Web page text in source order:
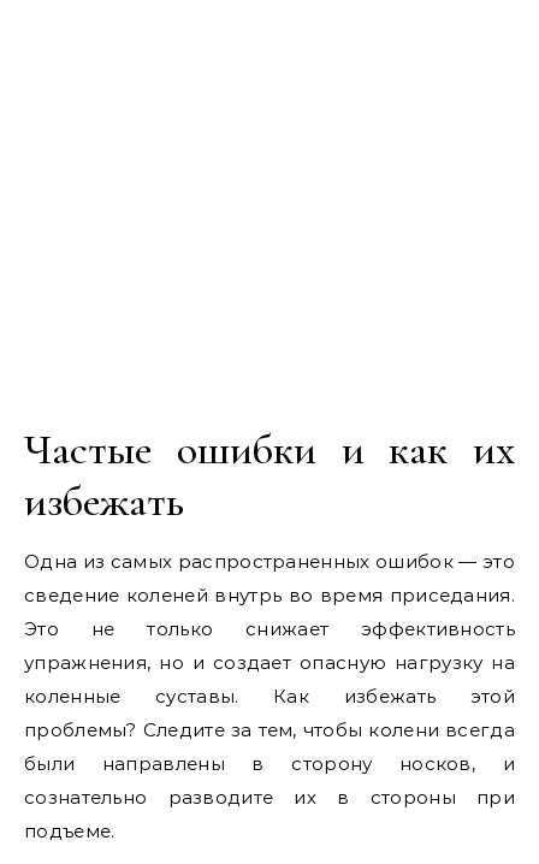
Частые ошибки и как их
избежать
Одна из самых распространенных ошибок — это
сведение коленей внутрь во время приседания.
Это не только снижает эффективность
упражнения, но и создает опасную нагрузку на
коленные суставы. Как избежать этой
проблемы? Следите за тем, чтобы колени всегда
были направлены в сторону носков, и
сознательно разводите их в стороны при
подъеме.